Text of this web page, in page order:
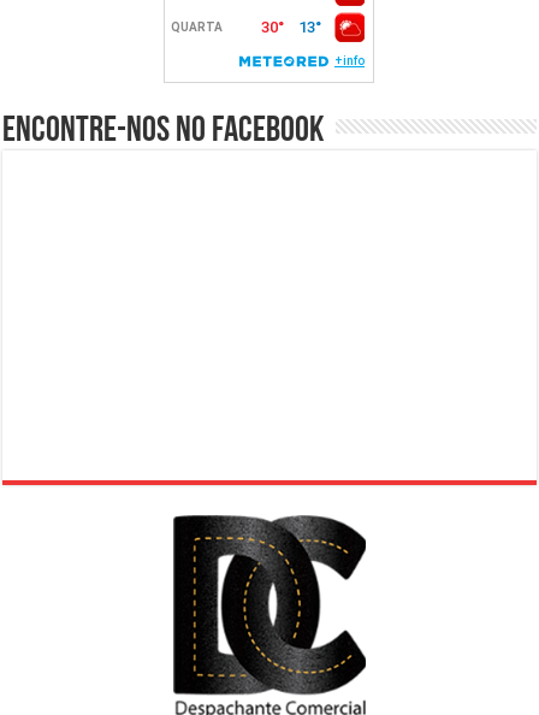
Encontre-nos no Facebook